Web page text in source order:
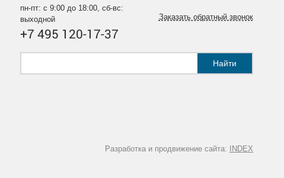
пн-пт: с 9:00 до 18:00, сб-вс:
выходной
+7 495 120-17-37
Заказать обратный звонок
Найти
Разработка и продвижение сайта: INDEX